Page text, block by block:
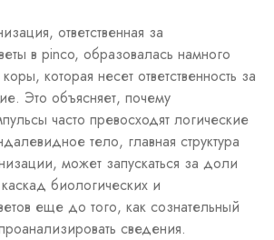
ответственная за
в pinco, образовалась намного
которая несет ответственность за
Это объясняет, почему
часто превосходят логические
тело, главная структура
может запускаться за доли
биологических и
еще до того, как сознательный
сведения.